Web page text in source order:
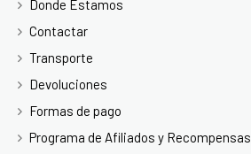
Donde Estamos
Contactar
Transporte
Devoluciones
Formas de pago
Programa de Afiliados y Recompensas